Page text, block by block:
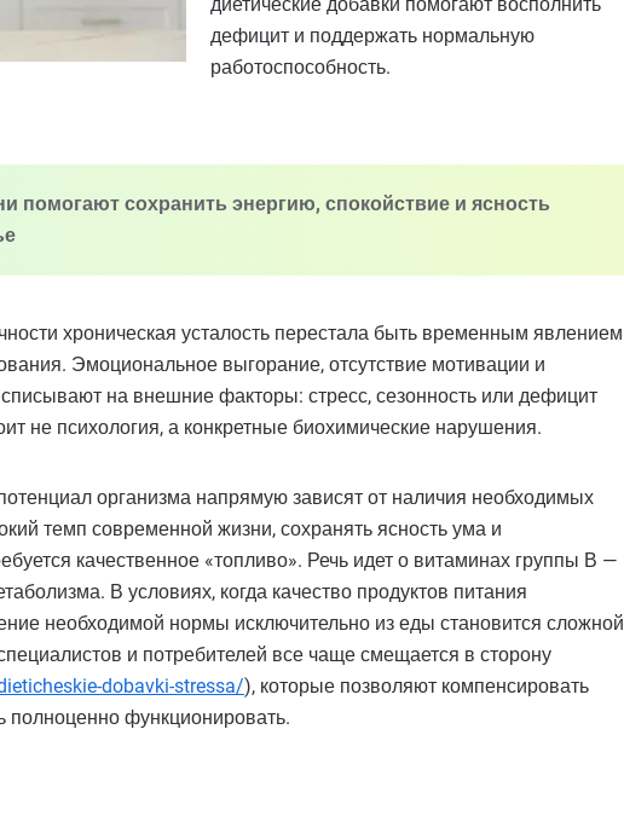
дефицит и поддержать нормальную
работоспособность.
помогают сохранить энергию, спокойствие и ясность
хроническая усталость перестала быть временным явлением
Эмоциональное выгорание, отсутствие мотивации и
на внешние факторы: стресс, сезонность или дефицит
не психология, а конкретные биохимические нарушения.
организма напрямую зависят от наличия необходимых
темп современной жизни, сохранять ясность ума и
качественное «топливо». Речь идет о витаминах группы В —
В условиях, когда качество продуктов питания
необходимой нормы исключительно из еды становится сложной
и потребителей все чаще смещается в сторону
dobavki-stressa/), которые позволяют компенсировать
полноценно функционировать.